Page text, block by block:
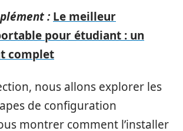
: Le meilleur
pour étudiant : un
complet
nous allons explorer les
de configuration
montrer comment l’installer